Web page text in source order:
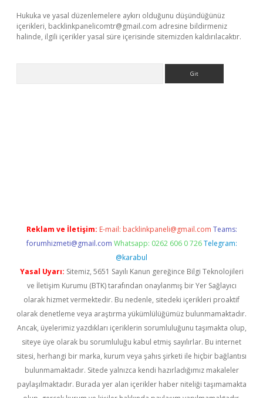
Hukuka ve yasal düzenlemelere aykırı olduğunu düşündüğünüz
içerikleri, backlinkpanelicomtr@gmail.com adresine bildirmeniz
halinde, ilgili içerikler yasal süre içerisinde sitemizden kaldırılacaktır.
Reklam ve İletişim: E-mail: backlinkpaneli@gmail.com Teams:
forumhizmeti@gmail.com Whatsapp: 0262 606 0 726 Telegram:
@karabul
Yasal Uyarı: Sitemiz, 5651 Sayılı Kanun gereğince Bilgi Teknolojileri
ve İletişim Kurumu (BTK) tarafından onaylanmış bir Yer Sağlayıcı
olarak hizmet vermektedir. Bu nedenle, sitedeki içerikleri proaktif
olarak denetleme veya araştırma yükümlülüğümüz bulunmamaktadır.
Ancak, üyelerimiz yazdıkları içeriklerin sorumluluğunu taşımakta olup,
siteye üye olarak bu sorumluluğu kabul etmiş sayılırlar. Bu internet
sitesi, herhangi bir marka, kurum veya şahıs şirketi ile hiçbir bağlantısı
bulunmamaktadır. Sitede yalnızca kendi hazırladığımız makaleler
paylaşılmaktadır. Burada yer alan içerikler haber niteliği taşımamakta